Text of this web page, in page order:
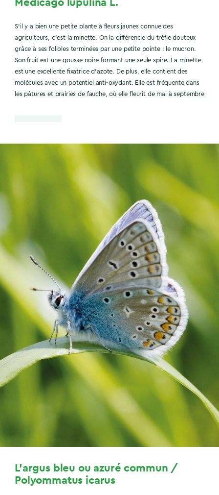
S’il y a bien une petite plante à fleurs jaunes connue des
agriculteurs, c’est la minette. On la différencie du trèfle douteux
grâce à ses folioles terminées par une petite pointe : le mucron.
Son fruit est une gousse noire formant une seule spire. La minette
est une excellente fixatrice d’azote. De plus, elle contient des
molécules avec un potentiel anti-oxydant. Elle est fréquente dans
les pâtures et prairies de fauche, où elle fleurit de mai à septembre
L’argus bleu ou azuré commun /
Polyommatus icarus